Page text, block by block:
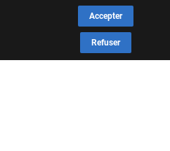
Accepter
Refuser